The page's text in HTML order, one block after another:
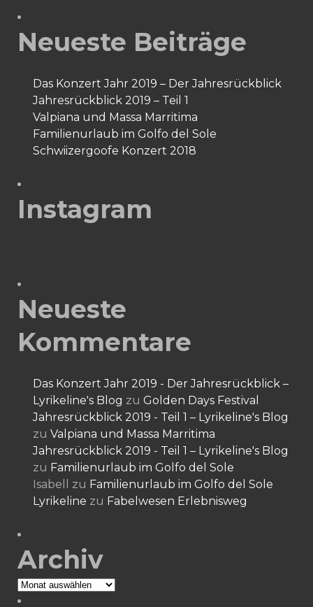
Neueste Beiträge
Das Konzert Jahr 2019 – Der Jahresrückblick
Jahresrückblick 2019 – Teil 1
Valpiana und Massa Marritima
Familienurlaub im Golfo del Sole
Schwiizergoofe Konzert 2018
Instagram
Neueste
Kommentare
Das Konzert Jahr 2019 - Der Jahresrückblick –
Lyrikeline's Blog zu Golden Days Festival
Jahresrückblick 2019 - Teil 1 – Lyrikeline's Blog
zu Valpiana und Massa Marritima
Jahresrückblick 2019 - Teil 1 – Lyrikeline's Blog
zu Familienurlaub im Golfo del Sole
Isabell
zu Familienurlaub im Golfo del Sole
Lyrikeline zu Fabelwesen Erlebnisweg
Archiv
Archiv